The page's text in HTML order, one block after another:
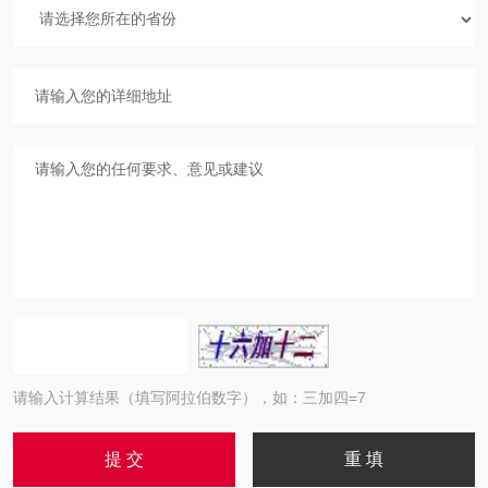
请输入计算结果（填写阿拉伯数字），如：三加四=7